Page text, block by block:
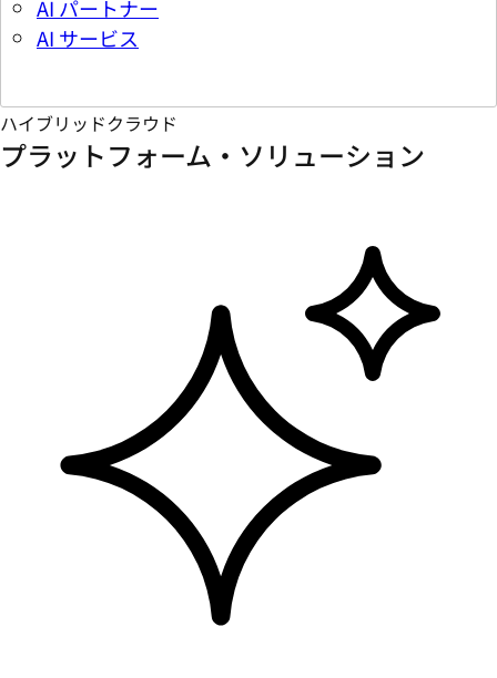
AI パートナー
AI サービス
ハイブリッドクラウド
プラットフォーム・ソリューション